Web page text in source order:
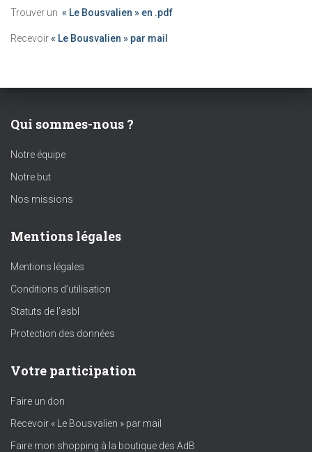
Trouver un « Le Bousvalien » en .pdf
Recevoir« Le Bousvalien » par mail
Qui sommes-nous ?
Notre équipe
Notre but
Nos missions
Mentions légales
Mentions légales
Conditions d’utilisation
Statuts de l’asbl
Protection des données
Votre participation
Faire un don
Recevoir « Le Bousvalien » par mail
Faire mon shopping à la boutique des AdB